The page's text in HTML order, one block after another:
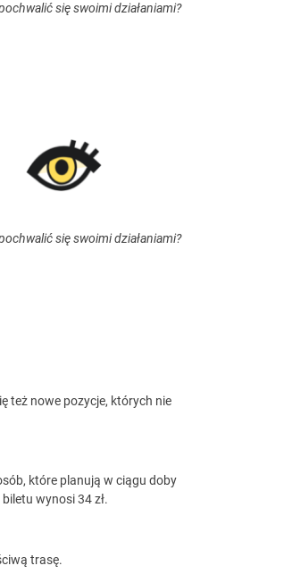
się swoimi działaniami?
się swoimi działaniami?
też nowe pozycje, których nie
które planują w ciągu doby
wynosi 34 zł.
trasę.